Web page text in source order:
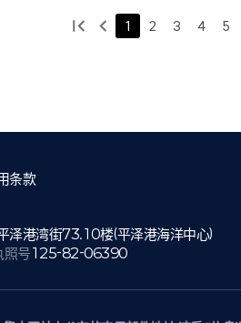
1 2 3 4 5
条款
泽港湾街73.10楼(平泽港海洋中心)
照号125-82-06390